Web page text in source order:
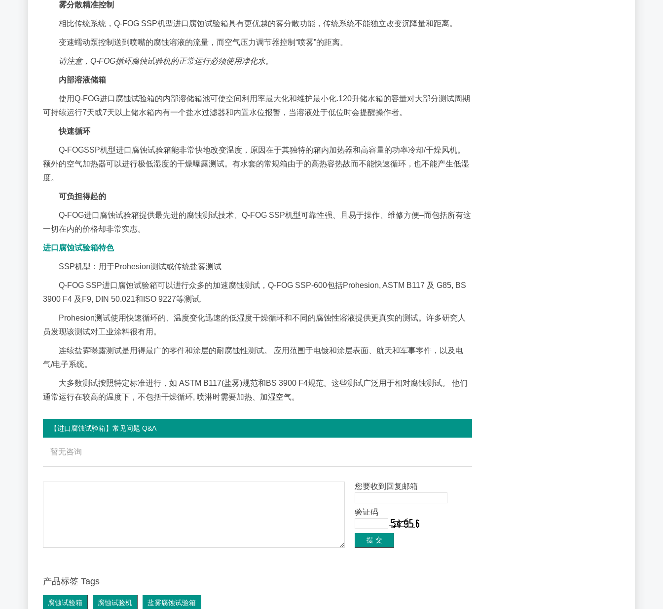
雾分散精准控制
相比传统系统，Q-FOG SSP机型进口腐蚀试验箱具有更优越的雾分散功能，传统系统不能独立改变沉降量和距离。
变速蠕动泵控制送到喷嘴的腐蚀溶液的流量，而空气压力调节器控制“喷雾”的距离。
请注意，Q-FOG循环腐蚀试验机的正常运行必须使用净化水。
内部溶液储箱
使用Q-FOG进口腐蚀试验箱的内部溶储箱池可使空间利用率最大化和维护最小化.120升储水箱的容量对大部分测试周期
可持续运行7天或7天以上储水箱内有一个盐水过滤器和内置水位报警，当溶液处于低位时会提醒操作者。
快速循环
Q-FOGSSP机型进口腐蚀试验箱能非常快地改变温度，原因在于其独特的箱内加热器和高容量的功率冷却/干燥风机。
额外的空气加热器可以进行极低湿度的干燥曝露测试。有水套的常规箱由于的高热容热故而不能快速循环，也不能产生低湿
度。
可负担得起的
Q-FOG进口腐蚀试验箱提供最先进的腐蚀测试技术、Q-FOG SSP机型可靠性强、且易于操作、维修方便–而包括所有这
一切在内的价格却非常实惠。
进口腐蚀试验箱特色
SSP机型：用于Prohesion测试或传统盐雾测试
Q-FOG SSP进口腐蚀试验箱可以进行众多的加速腐蚀测试，Q-FOG SSP-600包括Prohesion, ASTM B117 及 G85, BS
3900 F4 及F9, DIN 50.021和ISO 9227等测试.
Prohesion测试使用快速循环的、温度变化迅速的低湿度干燥循环和不同的腐蚀性溶液提供更真实的测试。许多研究人
员发现该测试对工业涂料很有用。
连续盐雾曝露测试是用得最广的零件和涂层的耐腐蚀性测试。 应用范围于电镀和涂层表面、航天和军事零件，以及电
气/电子系统。
大多数测试按照特定标准进行，如 ASTM B117(盐雾)规范和BS 3900 F4规范。这些测试广泛用于相对腐蚀测试。 他们
通常运行在较高的温度下，不包括干燥循环, 喷淋时需要加热、加湿空气。
【进口腐蚀试验箱】常见问题 Q&A
暂无咨询
您要收到回复邮箱
验证码
产品标签 Tags
腐蚀试验箱 腐蚀试验机 盐雾腐蚀试验箱